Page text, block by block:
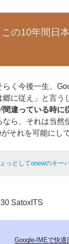
この10年間日
らく今後一生、
郷に従え」と言う
間違っている時に
なら、それは当然
それを可能にし
ょっとしてonewのキ
SatoxITS
Google-IMEで快適